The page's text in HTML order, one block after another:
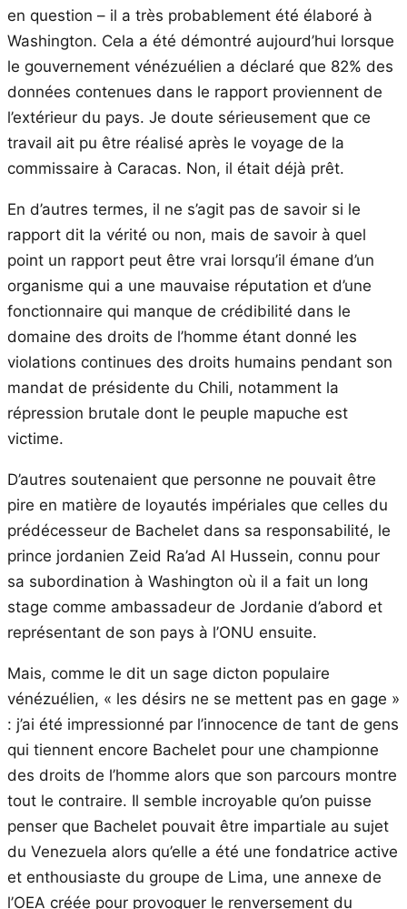
en question – il a très probablement été élaboré à
Washington. Cela a été démontré aujourd’hui lorsque
le gouvernement vénézuélien a déclaré que 82% des
données contenues dans le rapport proviennent de
l’extérieur du pays. Je doute sérieusement que ce
travail ait pu être réalisé après le voyage de la
commissaire à Caracas. Non, il était déjà prêt.
En d’autres termes, il ne s’agit pas de savoir si le
rapport dit la vérité ou non, mais de savoir à quel
point un rapport peut être vrai lorsqu’il émane d’un
organisme qui a une mauvaise réputation et d’une
fonctionnaire qui manque de crédibilité dans le
domaine des droits de l’homme étant donné les
violations continues des droits humains pendant son
mandat de présidente du Chili, notamment la
répression brutale dont le peuple mapuche est
victime.
D’autres soutenaient que personne ne pouvait être
pire en matière de loyautés impériales que celles du
prédécesseur de Bachelet dans sa responsabilité, le
prince jordanien Zeid Ra’ad Al Hussein, connu pour
sa subordination à Washington où il a fait un long
stage comme ambassadeur de Jordanie d’abord et
représentant de son pays à l’ONU ensuite.
Mais, comme le dit un sage dicton populaire
vénézuélien, « les désirs ne se mettent pas en gage »
: j’ai été impressionné par l’innocence de tant de gens
qui tiennent encore Bachelet pour une championne
des droits de l’homme alors que son parcours montre
tout le contraire. Il semble incroyable qu’on puisse
penser que Bachelet pouvait être impartiale au sujet
du Venezuela alors qu’elle a été une fondatrice active
et enthousiaste du groupe de Lima, une annexe de
l’OEA créée pour provoquer le renversement du